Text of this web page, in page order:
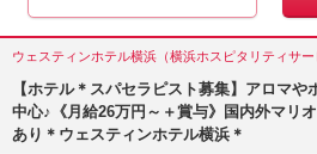
ウェスティンホテル横浜（横浜ホスピタリティサ
【ホテル＊スパセラピスト募集】アロマ
中心♪《月給26万円～＋賞与》国内外マリ
あり＊ウェスティンホテル横浜＊